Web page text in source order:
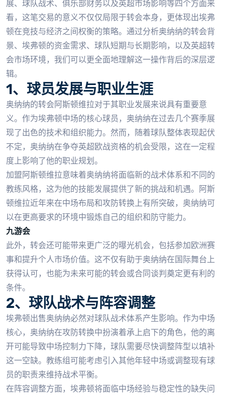
展、球队战术、俱乐部财务以及英超市场影响等四个方面来
看，这笔交易的意义不仅仅局限于转会本身，更体现出埃弗
顿在竞技与经济之间权衡的策略。通过分析奥纳纳的转会背
景、埃弗顿的资金需求、球队短期与长期影响，以及英超转
会市场环境，我们可以更全面地理解这一操作背后的深层逻
辑。
1、球员发展与职业生涯
奥纳纳的转会阿斯顿维拉对于其职业发展来说具有重要意
义。作为埃弗顿中场的核心球员，奥纳纳在过去几个赛季展
现了出色的技术和组织能力。然而，随着球队整体表现起伏
不定，奥纳纳在争夺英超欧战资格的机会受限，这在一定程
度上影响了他的职业规划。
加盟阿斯顿维拉意味着奥纳纳将面临新的战术体系和不同的
教练风格，这为他的技能发展提供了新的挑战和机遇。阿斯
顿维拉近年来在中场布局和攻防转换上有所突破，奥纳纳可
以在更高要求的环境中锻炼自己的组织和防守能力。
九游会
此外，转会还可能带来更广泛的曝光机会，包括参加欧洲赛
事和提升个人市场价值。这不仅有助于奥纳纳在国际舞台上
获得认可，也能为未来可能的转会或合同谈判奠定更有利的
条件。
2、球队战术与阵容调整
埃弗顿出售奥纳纳必然对球队战术体系产生影响。作为中场
核心，奥纳纳在攻防转换中扮演着承上启下的角色，他的离
开可能导致中场控制力下降，球队需要尽快调整阵型以填补
这一空缺。教练组可能考虑引入其他年轻中场或调整现有球
员的职责来维持战术平衡。
在阵容调整方面，埃弗顿将面临中场经验与稳定性的缺失问